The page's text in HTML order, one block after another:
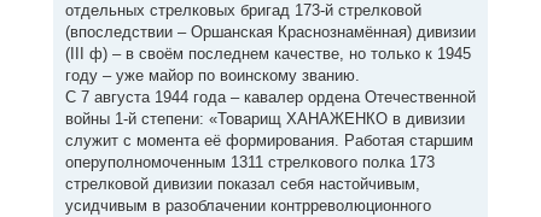
отдельных стрелковых бригад 173-й стрелковой
(впоследствии – Оршанская Краснознамённая) дивизии
(III ф) – в своём последнем качестве, но только к 1945
году – уже майор по воинскому званию.
С 7 августа 1944 года – кавалер ордена Отечественной
войны 1-й степени: «Товарищ ХАНАЖЕНКО в дивизии
служит с момента её формирования. Работая старшим
оперуполномоченным 1311 стрелкового полка 173
стрелковой дивизии показал себя настойчивым,
усидчивым в разоблачении контрреволюционного